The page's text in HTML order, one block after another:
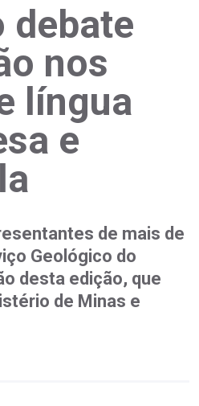
debate
nos
língua
e
de mais de
Geológico do
desta edição, que
de Minas e